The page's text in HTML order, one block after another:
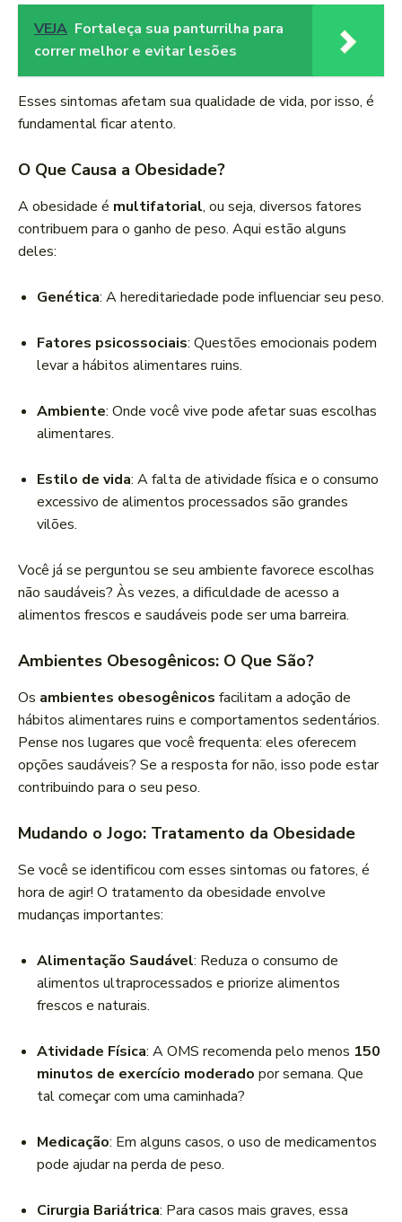
VEJA Fortaleça sua panturrilha para
correr melhor e evitar lesões
Esses sintomas afetam sua qualidade de vida, por isso, é
fundamental ficar atento.
O Que Causa a Obesidade?
A obesidade é multifatorial, ou seja, diversos fatores
contribuem para o ganho de peso. Aqui estão alguns
deles:
Genética: A hereditariedade pode influenciar seu peso.
Fatores psicossociais: Questões emocionais podem
levar a hábitos alimentares ruins.
Ambiente: Onde você vive pode afetar suas escolhas
alimentares.
Estilo de vida: A falta de atividade física e o consumo
excessivo de alimentos processados são grandes
vilões.
Você já se perguntou se seu ambiente favorece escolhas
não saudáveis? Às vezes, a dificuldade de acesso a
alimentos frescos e saudáveis pode ser uma barreira.
Ambientes Obesogênicos: O Que São?
Os ambientes obesogênicos facilitam a adoção de
hábitos alimentares ruins e comportamentos sedentários.
Pense nos lugares que você frequenta: eles oferecem
opções saudáveis? Se a resposta for não, isso pode estar
contribuindo para o seu peso.
Mudando o Jogo: Tratamento da Obesidade
Se você se identificou com esses sintomas ou fatores, é
hora de agir! O tratamento da obesidade envolve
mudanças importantes:
Alimentação Saudável: Reduza o consumo de
alimentos ultraprocessados e priorize alimentos
frescos e naturais.
Atividade Física: A OMS recomenda pelo menos 150
minutos de exercício moderado por semana. Que
tal começar com uma caminhada?
Medicação: Em alguns casos, o uso de medicamentos
pode ajudar na perda de peso.
Cirurgia Bariátrica: Para casos mais graves, essa